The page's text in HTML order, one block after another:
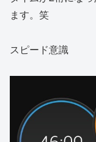
ます。笑
スピード意識